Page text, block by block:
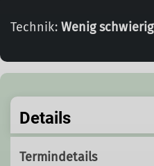
Technik: Wenig schwierig
Details
Termindetails